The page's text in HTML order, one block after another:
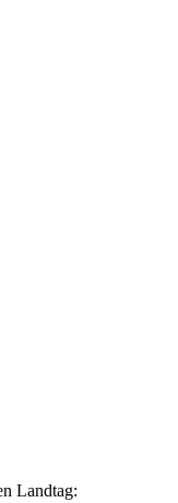
Landtag: